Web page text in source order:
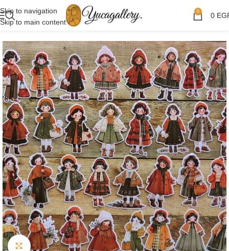
Skip to navigation
Skip to main content
0 0
Click to enlarge